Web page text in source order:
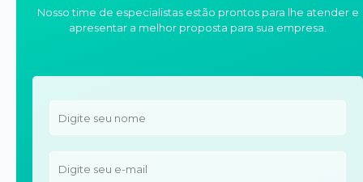
Nosso time de especialistas estão prontos para lhe atender e
apresentar a melhor proposta para sua empresa.